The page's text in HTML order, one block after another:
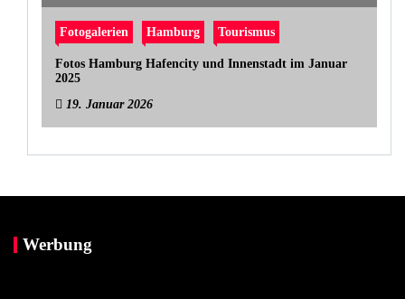
Fotogalerien Hamburg Tourismus
Fotos Hamburg Hafencity und Innenstadt im Januar
2025
19. Januar 2026
Werbung